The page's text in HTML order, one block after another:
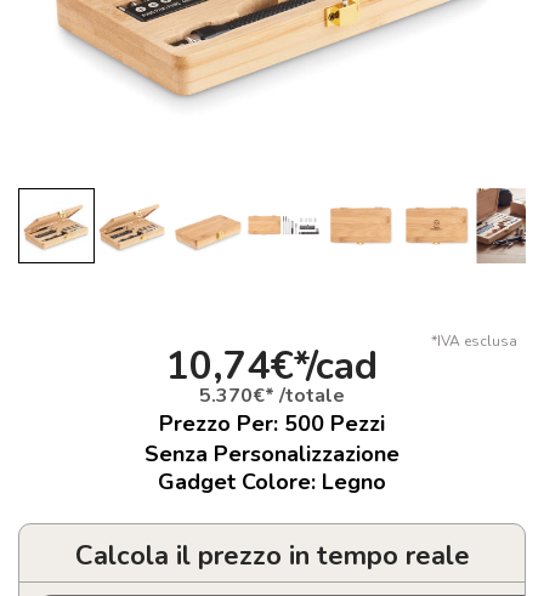
*IVA esclusa
10,74€*/cad
5.370€* /totale
Prezzo Per: 500 Pezzi
Senza Personalizzazione
Gadget Colore: Legno
Calcola il prezzo in tempo reale